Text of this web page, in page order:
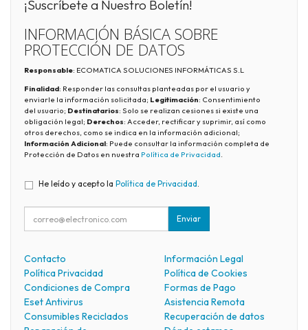
¡Suscríbete a Nuestro Boletín!
INFORMACIÓN BÁSICA SOBRE
PROTECCIÓN DE DATOS
Responsable: ECOMATICA SOLUCIONES INFORMÁTICAS S.L
Finalidad: Responder las consultas planteadas por el usuario y
enviarle la información solicitada; Legitimación: Consentimiento
del usuario; Destinatarios: Solo se realizan cesiones si existe una
obligación legal; Derechos: Acceder, rectificar y suprimir, así como
otros derechos, como se indica en la información adicional;
Información Adicional: Puede consultar la información completa de
Protección de Datos en nuestra Política de Privacidad
He leído y acepto la Política de Privacidad.
Enviar
Contacto
Información Legal
Política Privacidad
Política de Cookies
Condiciones de Compra
Formas de Pago
Eset Antivirus
Asistencia Remota
Consumibles Reciclados
Recuperación de datos